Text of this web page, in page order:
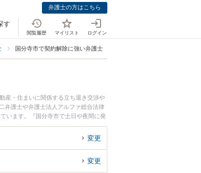
弁護士の方はこちら
す
閲覧履歴 マイリスト ログイン
国分寺市で契約解除に強い弁護士
産・住まいに関係する立ち退き交渉や
弁護士や弁護士法人アルファ総合法律
います。『国分寺市で土日や夜間に発
』『初回相談無料で不動産契約解除を
変更
変更